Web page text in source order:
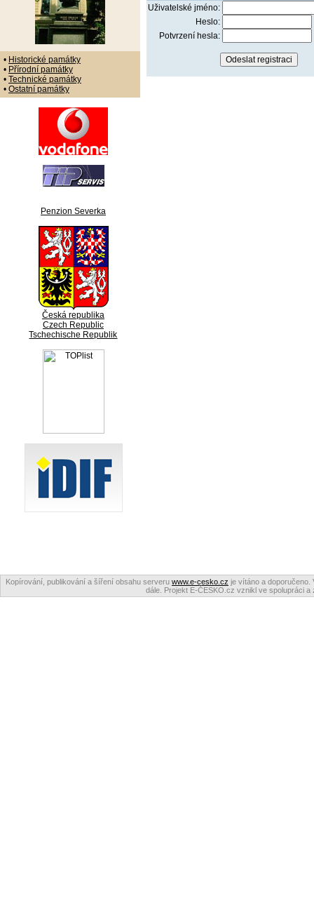
• Historické památky
• Přírodní památky
• Technické památky
• Ostatní památky
Penzion Severka
Česká republika
Czech Republic
Tschechische Republik
Uživatelské jméno:
Heslo:
Potvrzení hesla:
Kopírování, publikování a šíření obsahu serveru www.e-cesko.cz je vítáno a doporučeno.
dále. Projekt E-ČESKO.cz vznikl ve spolupráci